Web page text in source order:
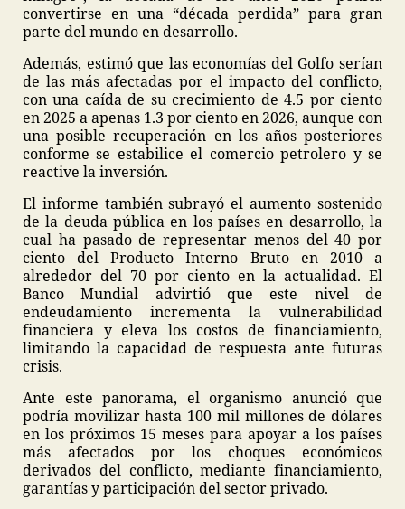
convertirse en una “década perdida” para gran
parte del mundo en desarrollo.
Además, estimó que las economías del Golfo serían
de las más afectadas por el impacto del conflicto,
con una caída de su crecimiento de 4.5 por ciento
en 2025 a apenas 1.3 por ciento en 2026, aunque con
una posible recuperación en los años posteriores
conforme se estabilice el comercio petrolero y se
reactive la inversión.
El informe también subrayó el aumento sostenido
de la deuda pública en los países en desarrollo, la
cual ha pasado de representar menos del 40 por
ciento del Producto Interno Bruto en 2010 a
alrededor del 70 por ciento en la actualidad. El
Banco Mundial advirtió que este nivel de
endeudamiento incrementa la vulnerabilidad
financiera y eleva los costos de financiamiento,
limitando la capacidad de respuesta ante futuras
crisis.
Ante este panorama, el organismo anunció que
podría movilizar hasta 100 mil millones de dólares
en los próximos 15 meses para apoyar a los países
más afectados por los choques económicos
derivados del conflicto, mediante financiamiento,
garantías y participación del sector privado.